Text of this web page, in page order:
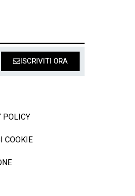
ISCRIVITI ORA
POLICY
COOKIE